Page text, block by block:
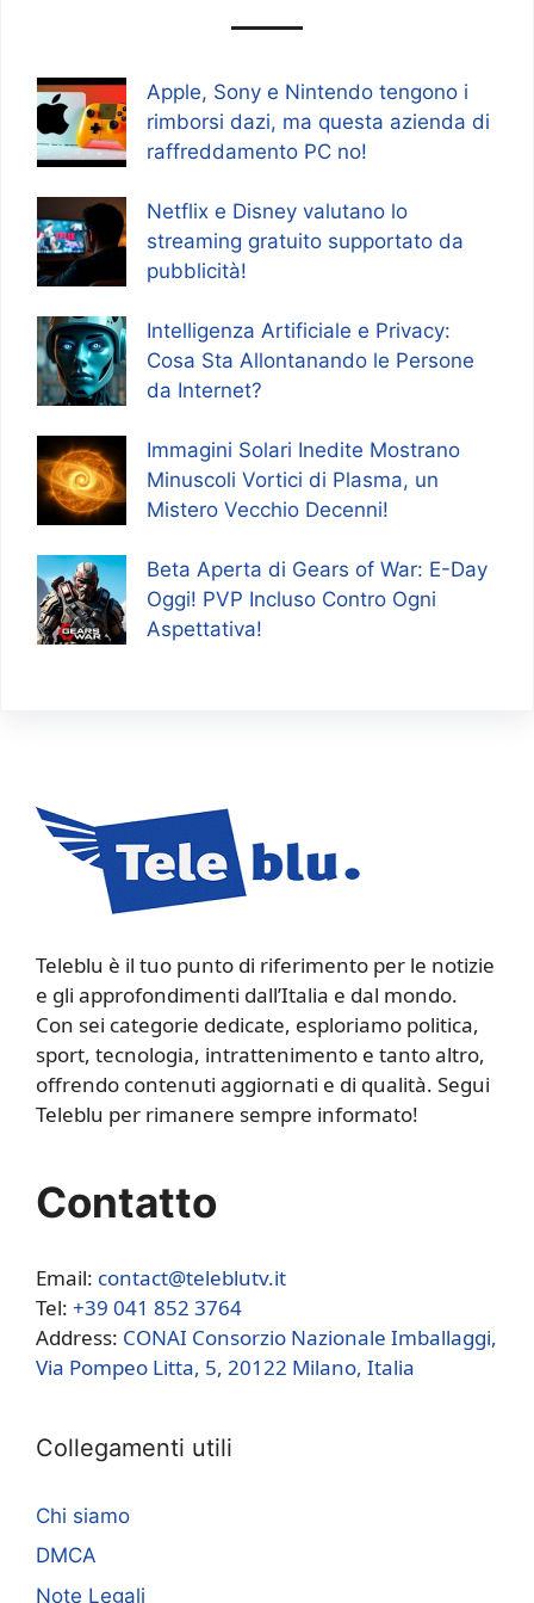
Apple, Sony e Nintendo tengono i
rimborsi dazi, ma questa azienda di
raffreddamento PC no!
Netflix e Disney valutano lo
streaming gratuito supportato da
pubblicità!
Intelligenza Artificiale e Privacy:
Cosa Sta Allontanando le Persone
da Internet?
Immagini Solari Inedite Mostrano
Minuscoli Vortici di Plasma, un
Mistero Vecchio Decenni!
Beta Aperta di Gears of War: E-Day
Oggi! PVP Incluso Contro Ogni
Aspettativa!
Teleblu è il tuo punto di riferimento per le notizie
e gli approfondimenti dall’Italia e dal mondo.
Con sei categorie dedicate, esploriamo politica,
sport, tecnologia, intrattenimento e tanto altro,
offrendo contenuti aggiornati e di qualità. Segui
Teleblu per rimanere sempre informato!
Contatto
Email: contact@teleblutv.it
Tel: +39 041 852 3764
Address: CONAI Consorzio Nazionale Imballaggi,
Via Pompeo Litta, 5, 20122 Milano, Italia
Collegamenti utili
Chi siamo
DMCA
Note Legali